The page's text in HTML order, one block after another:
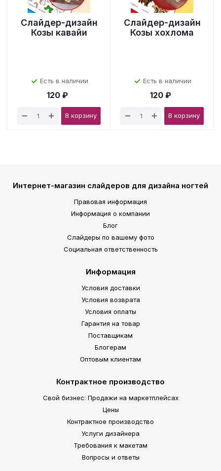
Слайдер-дизайн
Козы кавайи
Есть в наличии
120 ₽
В корзину
Слайдер-дизайн
Козы хохлома
Есть в наличии
120 ₽
В корзину
Интернет-магазин слайдеров для дизайна ногтей
Правовая информация
Информация о компании
Блог
Слайдеры по вашему фото
Социальная ответственность
Информация
Условия доставки
Условия возврата
Условия оплаты
Гарантия на товар
Поставщикам
Блогерам
Оптовым клиентам
Контрактное производство
Свой бизнес: Продажи на маркетплейсах
Цены
Контрактное производство
Услуги дизайнера
Требования к макетам
Вопросы и ответы